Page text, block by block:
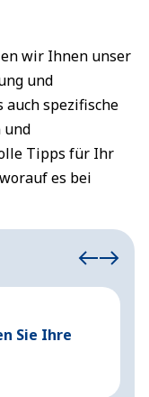
wir Ihnen unser
und
spezifische
und
Tipps für Ihr
es bei
Sie Ihre